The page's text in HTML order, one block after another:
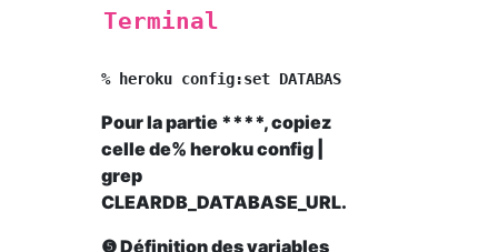
Terminal
Pour la partie ****, copiez
celle de% heroku config |
grep
CLEARDB_DATABASE_URL.
❺ Définition des variables